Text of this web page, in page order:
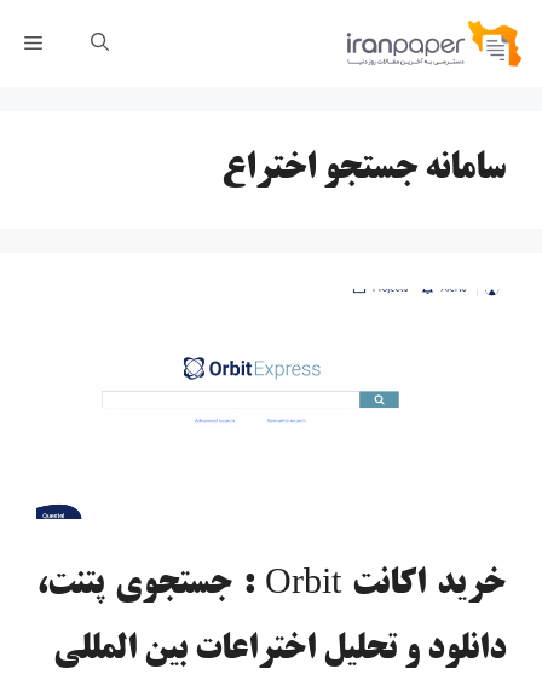
پرش
سامانه جستجو اختراع
خرید اکانت Orbit : جستجوی پتنت،
دانلود و تحلیل اختراعات بین المللی